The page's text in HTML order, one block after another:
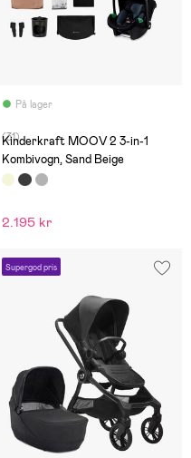
På lager
(31)
Kinderkraft MOOV 2 3-in-1
Kombivogn, Sand Beige
2.195 kr
Supergod pris